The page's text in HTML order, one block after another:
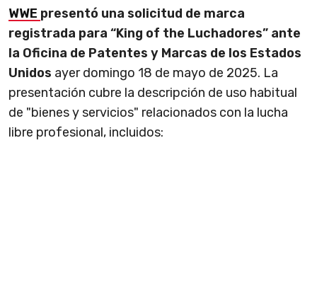
WWE presentó una solicitud de marca
registrada para “King of the Luchadores” ante
la Oficina de Patentes y Marcas de los Estados
Unidos ayer domingo 18 de mayo de 2025. La
presentación cubre la descripción de uso habitual
de "bienes y servicios" relacionados con la lucha
libre profesional, incluidos: